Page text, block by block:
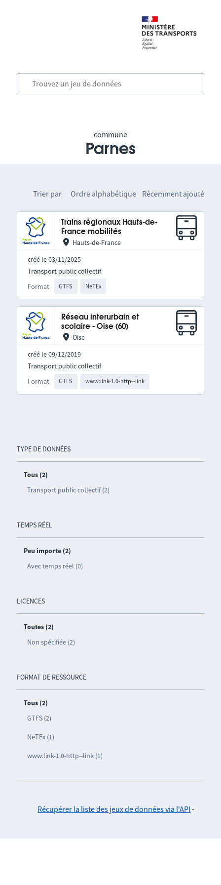
commune
Parnes
TYPE DE DONNÉES
Tous (2)
Transport public collectif (2)
TEMPS RÉEL
Peu importe (2)
Avec temps réel (0)
LICENCES
Toutes (2)
Non spécifiée (2)
FORMAT DE RESSOURCE
Tous (2)
GTFS (2)
NeTEx (1)
www:link-1.0-http--link (1)
Trier par Ordre alphabétique Récemment ajouté
Trains régionaux Hauts-de-
France mobilités
Hauts-de-France
créé le 03/11/2025
Format GTFS NeTEx
Transport public collectif
Réseau interurbain et
scolaire - Oise (60)
Oise
créé le 09/12/2019
Format GTFS www:link-1.0-http--link
Transport public collectif
Récupérer la liste des jeux de données via l'API -